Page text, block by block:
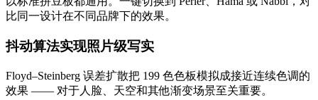
比同一设计在不同品牌下的效果。
抖动算法实现照片级写实
Floyd–Steinberg 误差扩散把 199 色色板模拟成接近连续色调的
效果 —— 对于人脸、天空和其他渐变场景至关重要。